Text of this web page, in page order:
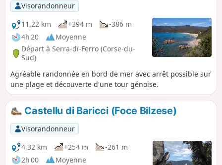
Visorandonneur
11,22 km
+394 m
-386 m
4h 20
Moyenne
Départ à Serra-di-Ferro (Corse-du-
Sud)
Agréable randonnée en bord de mer avec arrêt possible sur
une plage et découverte d'une tour génoise.
Castellu di Baricci (Foce Bilzese)
Visorandonneur
4,32 km
+254 m
-261 m
2h 00
Moyenne